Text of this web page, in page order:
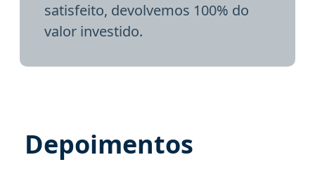
satisfeito, devolvemos 100% do
valor investido.
Depoimentos